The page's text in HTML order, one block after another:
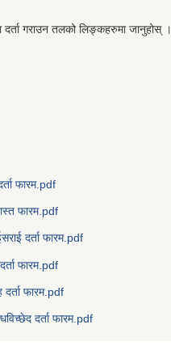
दर्ता गराउन तलको लिङ्कहरुमा जानुहोस् ।
फारम.pdf
फारम.pdf
दर्ता फारम.pdf
फारम.pdf
दर्ता फारम.pdf
दर्ता फारम.pdf